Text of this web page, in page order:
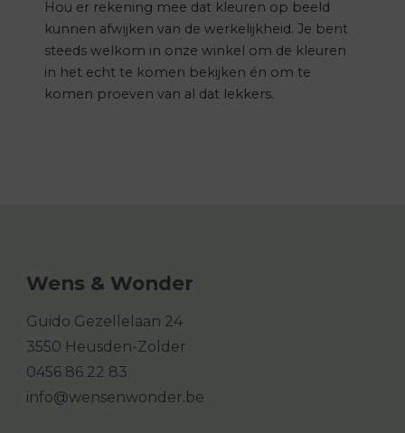
Hou er rekening mee dat kleuren op beeld
kunnen afwijken van de werkelijkheid. Je bent
steeds welkom in onze winkel om de kleuren
in het echt te komen bekijken én om te
komen proeven van al dat lekkers.
Wens & Wonder
Guido Gezellelaan 24
3550 Heusden-Zolder
0456 86 22 83
info@wensenwonder.be